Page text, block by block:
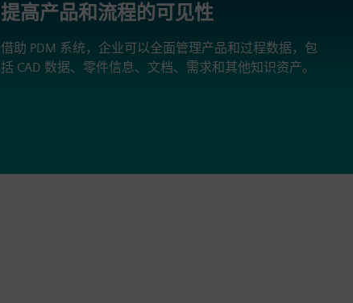
提高产品和流程的可见性
借助 PDM 系统，企业可以全面管理产品和过程数据，包
括 CAD 数据、零件信息、文档、需求和其他知识资产。